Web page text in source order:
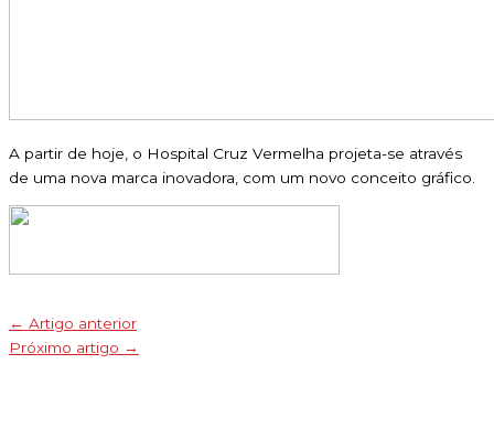
A partir de hoje, o Hospital Cruz Vermelha projeta-se através
de uma nova marca inovadora, com um novo conceito gráfico.
← Artigo anterior
Próximo artigo →